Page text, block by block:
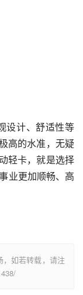
设计、舒适性等
高的水准，无疑
轻卡，就是选择
业更加顺畅、高
如若转载，请注